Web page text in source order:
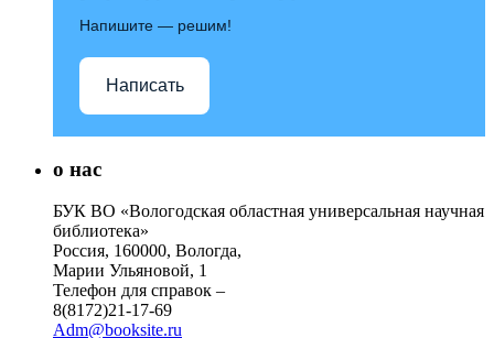
Напишите — решим!
Написать
о нас
БУК ВО «Вологодская областная универсальная научная
библиотека»
Россия, 160000, Вологда,
Марии Ульяновой, 1
Телефон для справок –
8(8172)21-17-69
Adm@booksite.ru